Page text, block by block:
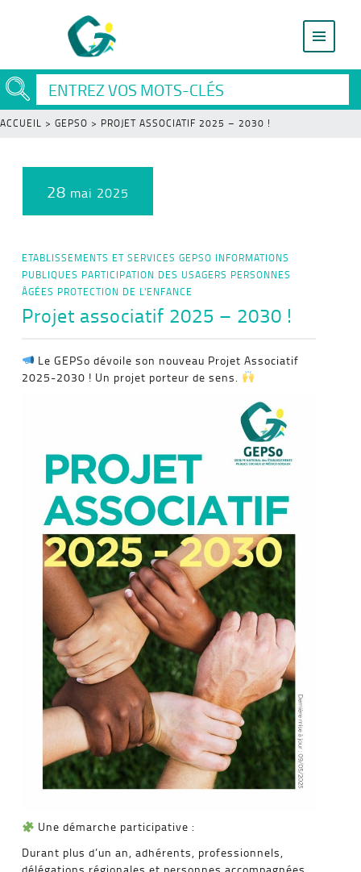
ACCUEIL > GEPSO > PROJET ASSOCIATIF 2025 – 2030 !
28 mai 2025
ETABLISSEMENTS ET SERVICES GEPSO INFORMATIONS
PUBLIQUES PARTICIPATION DES USAGERS PERSONNES
ÂGÉES PROTECTION DE L'ENFANCE
Projet associatif 2025 – 2030 !
Le GEPSo dévoile son nouveau Projet Associatif
2025-2030 ! Un projet porteur de sens.
Une démarche participative :
Durant plus d’un an, adhérents, professionnels,